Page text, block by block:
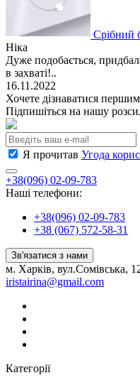
Срібний
Ніка
Дуже подобається,
в захваті!..
16.11.2022
Хочете дізнаватися
Підпишіться на нашу
Я прочитав Угода
+38(096) 02-09-783
Наші телефони:
+38(096) 02-09-783
+38 (067) 572-58-31
Зв'язатися з нами
м. Харків, вул.Сомівська,
iristairina@gmail.com
Категорії